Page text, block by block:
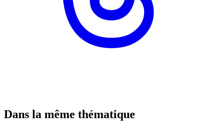
Dans la même thématique